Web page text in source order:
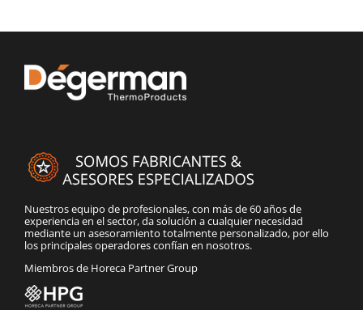
Nuestros equipo de profesionales, con más de 60 años de
experiencia en el sector, da solución a cualquier necesidad
mediante un asesoramiento totalmente personalizado, por ello
los principales operadores confían en nosotros.
Miembros de Horeca Partner Group